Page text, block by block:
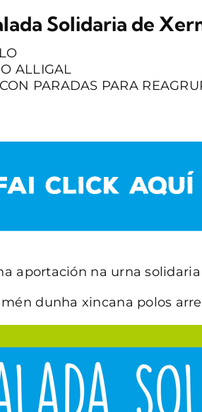
Solidaria de
ALLIGAL
PARADAS PARA
aportación na urna
dunha xincana polos